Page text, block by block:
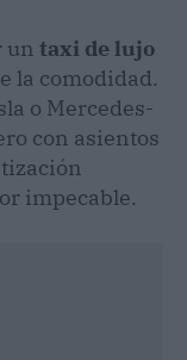
un taxi de lujo
la comodidad.
o Mercedes-
con asientos
impecable.